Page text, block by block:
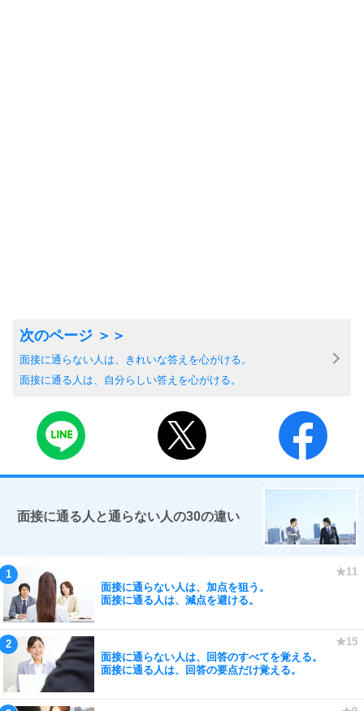
面接に通らない人は、きれいな答えを心がける。
面接に通る人は、自分らしい答えを心がける。
面接に通る人と通らない人の30の違い
面接に通らない人は、加点を狙う。
面接に通る人は、減点を避ける。
面接に通らない人は、回答のすべてを覚える。
面接に通る人は、回答の要点だけ覚える。